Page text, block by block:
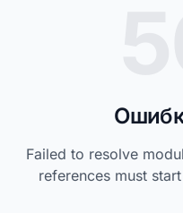
Failed to resolve
references must